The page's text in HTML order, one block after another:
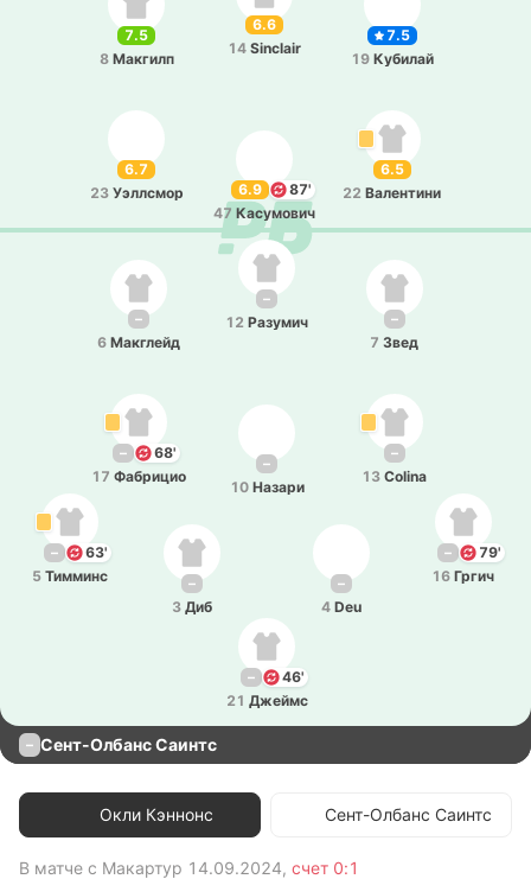
7.5
19 Ку­би­лай
7.5
8 Ма­кгилп
6.6
14 Sinclair
6.7
23 Уэ­ллсмор 6.9
87'
47 Ка­су­мо­вич
6.5
22 Ва­ле­нти­ни
–
46'
21 Джеймс
–
79'
16 Гргич
–
3 Диб
–
63'
5 Ти­мминс
–
4 Deu
–
10 Назари
–
68'
17 Фа­бри­цио
–
13 Colina
–
6 Ма­кглейд
–
12 Ра­зу­мич
–
7 Звед
– Сент-Олбанс Саинтс
Окли Кэннонс Сент-Олбанс Саинтс
В матче с Макартур 14.09.2024, счет 0:1